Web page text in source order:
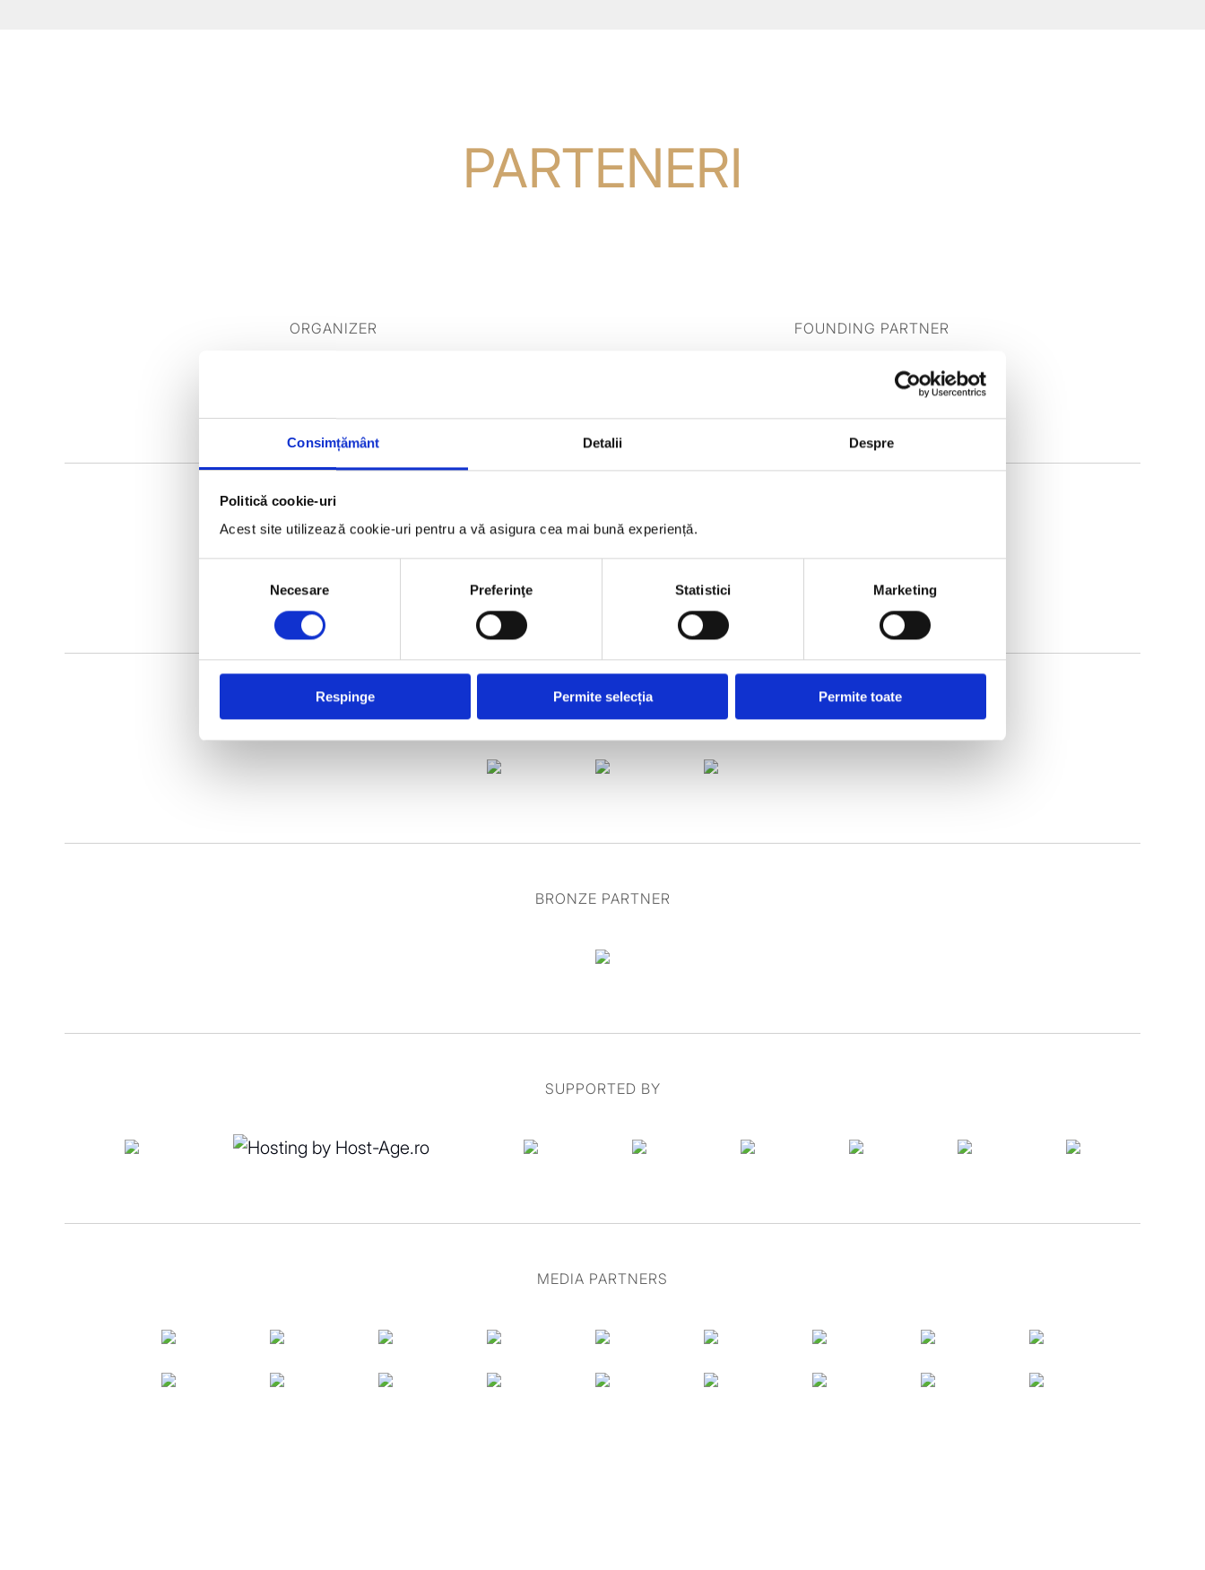
Consimțământ Detalii Despre
Politică cookie-uri
Acest site utilizează cookie-uri pentru a vă asigura cea mai bună experiență.
consimțământului
Necesare Preferinţe Statistici Marketing
Respinge Permite selecția Permite toate
PARTENERI
ORGANIZER FOUNDING PARTNER
GOLD PARTNERS
SILVER PARTNERS
BRONZE PARTNER
SUPPORTED BY
MEDIA PARTNERS